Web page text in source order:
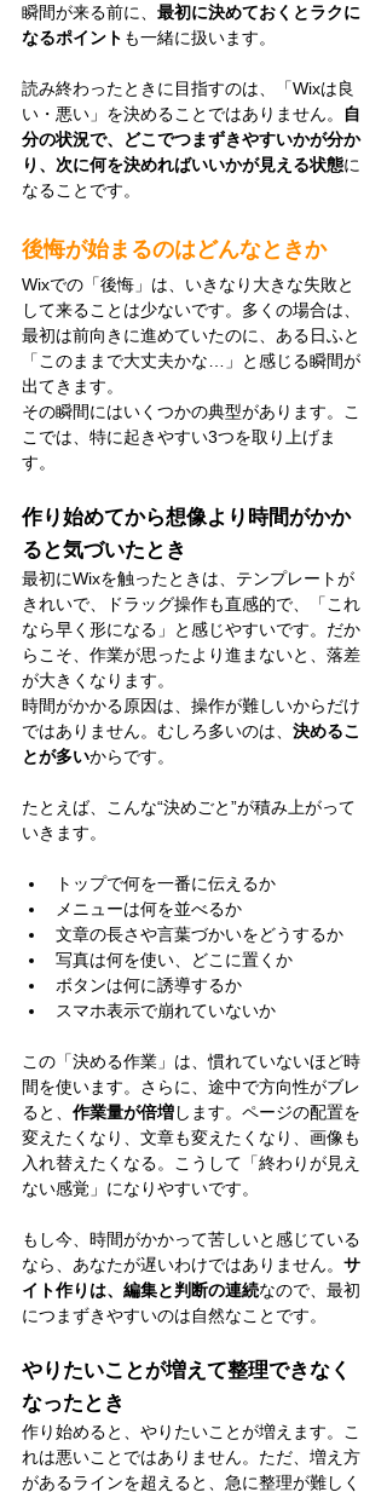
瞬間が来る前に、 最初に決めておくとラクに
なるポイント も一緒に扱います。
読み終わったときに目指すのは、「Wixは良
い・悪い」を決めることではありません。
自
分の状況で、どこでつまずきやすいかが分か
り、次に何を決めればいいかが見える状態に
なることです。
後悔が始まるのはどんなときか
Wixでの「後悔」は、いきなり大きな失敗と
して来ることは少ないです。多くの場合は、
最初は前向きに進めていたのに、ある日ふと
「このままで大丈夫かな…」と感じる瞬間が
出てきます。
その瞬間にはいくつかの典型があります。こ
こでは、特に起きやすい3つを取り上げま
す。
作り始めてから想像より時間がかか
ると気づいたとき
最初にWixを触ったときは、テンプレートが
きれいで、ドラッグ操作も直感的で、「これ
なら早く形になる」と感じやすいです。だか
らこそ、作業が思ったより進まないと、落差
が大きくなります。
時間がかかる原因は、操作が難しいからだけ
ではありません。むしろ多いのは、 決めるこ
とが多いからです。
たとえば、こんな“決めごと”が積み上がって
いきます。
トップで何を一番に伝えるか
メニューは何を並べるか
文章の長さや言葉づかいをどうするか
写真は何を使い、どこに置くか
ボタンは何に誘導するか
スマホ表示で崩れていないか
この「決める作業」は、慣れていないほど時
間を使います。さらに、途中で方向性がブレ
ると、 作業量が倍増します。ページの配置を
変えたくなり、文章も変えたくなり、画像も
入れ替えたくなる。こうして「終わりが見え
ない感覚」になりやすいです。
もし今、時間がかかって苦しいと感じている
なら、あなたが遅いわけではありません。 サ
イト作りは、編集と判断の連続なので、最初
につまずきやすいのは自然なことです。
やりたいことが増えて整理できなく
なったとき
作り始めると、やりたいことが増えます。こ
れは悪いことではありません。ただ、増え方
があるラインを超えると、急に整理が難しく